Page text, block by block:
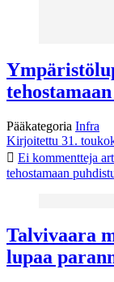
Pääkategoria Infra
Kirjoitettu 31.
Ei kommentteja
tehostamaan
Talvivaara
lupaa